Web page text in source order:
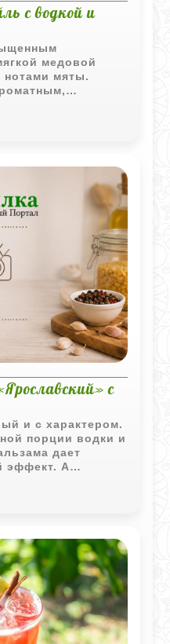
с водкой и
медовой
мяты.
подходит для
с
и с характером.
порции водки и
дает
эффект. А
на гарнир сразу
серьезный, в